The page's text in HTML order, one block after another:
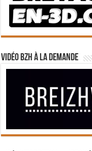
Vidéo BZH à la demande